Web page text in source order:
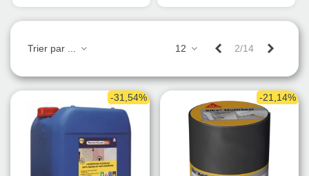
Trier par ... 12 Précédent
2/14
-31,54% -21,14%